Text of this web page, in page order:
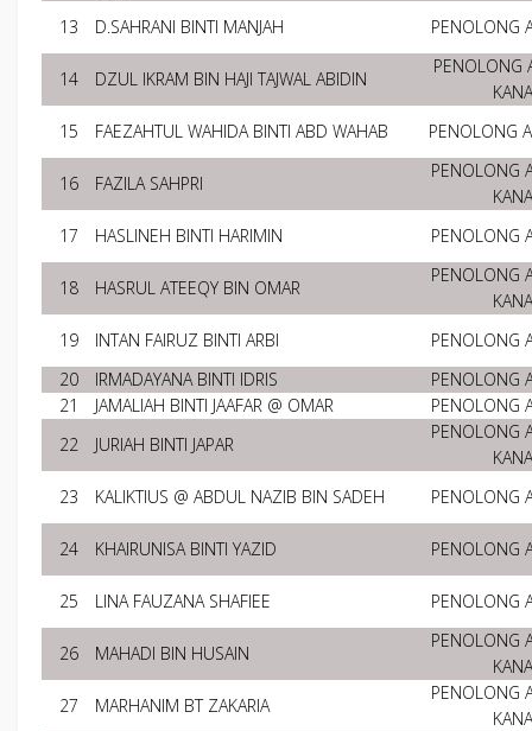
13 D.SAHRANI BINTI MANJAH PENOLONG
14 DZUL IKRAM BIN HAJI TAJWAL ABIDIN
PENOLONG
15
FAEZAHTUL WAHIDA BINTI ABD WAHAB PENOLONG
16 FAZILA SAHPRI
PENOLONG
17
HASLINEH BINTI HARIMIN PENOLONG
18 HASRUL ATEEQY BIN OMAR
PENOLONG
19
INTAN FAIRUZ BINTI ARBI
PENOLONG
20
IRMADAYANA BINTI IDRIS
PENOLONG
21
JAMALIAH BINTI JAAFAR @ OMAR
PENOLONG
22
JURIAH BINTI JAPAR
PENOLONG
23
KALIKTIUS @ ABDUL NAZIB BIN SADEH PENOLONG
24 KHAIRUNISA BINTI YAZID PENOLONG
25 LINA FAUZANA SHAFIEE PENOLONG
26 MAHADI BIN HUSAIN
PENOLONG
27
MARHANIM BT ZAKARIA
PENOLONG